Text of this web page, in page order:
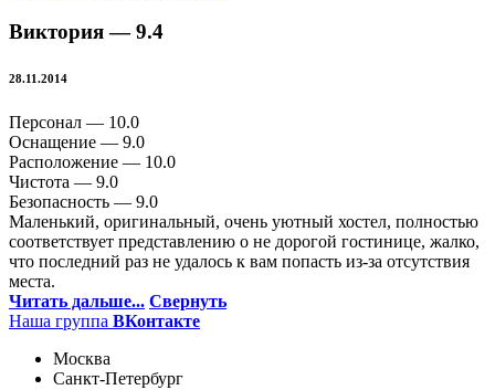
Виктория —9.4
28.11.2014
Персонал — 10.0
Оснащение — 9.0
Расположение — 10.0
Чистота — 9.0
Безопасность — 9.0
Маленький, оригинальный, очень уютный хостел, полностью
соответствует представлению о не дорогой гостинице, жалко,
что последний раз не удалось к вам попасть из-за отсутствия
места.
Читать дальше... Свернуть
Наша группа ВКонтакте
Москва
Санкт-Петербург